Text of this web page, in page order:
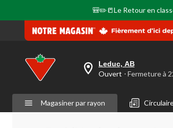
🎒✏️📒Le Retour en
votre
est
Leduc,
AB,
Leduc, AB
Ouvert ⋅
Magasiner par rayon